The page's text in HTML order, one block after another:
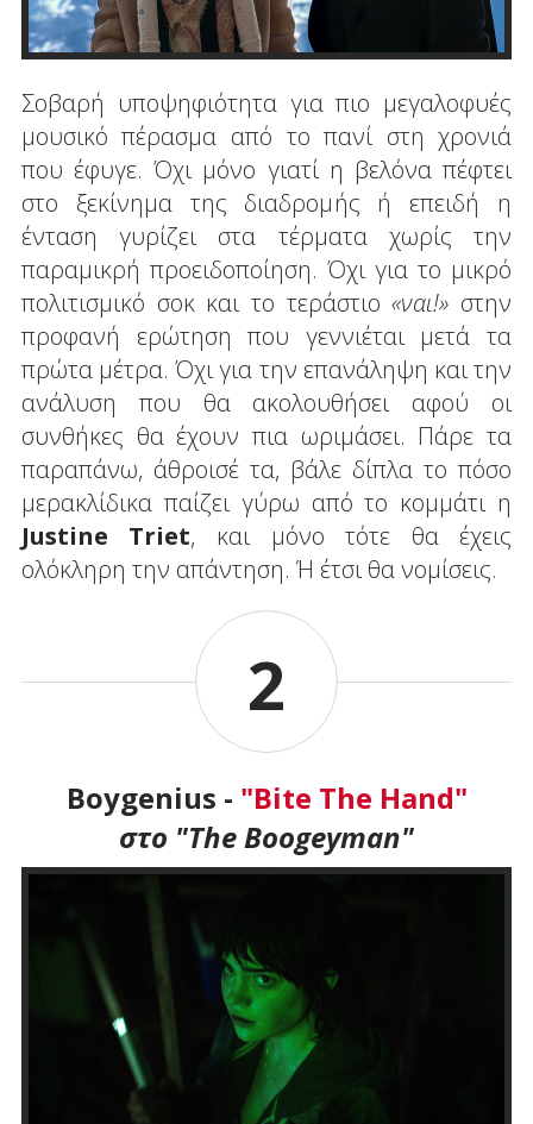
Σοβαρή υποψηφιότητα για πιο μεγαλοφυές
μουσικό πέρασμα από το πανί στη χρονιά
που έφυγε. Όχι μόνο γιατί η βελόνα πέφτει
στο ξεκίνημα της διαδρομής ή επειδή η
ένταση γυρίζει στα τέρματα χωρίς την
παραμικρή προειδοποίηση. Όχι για το μικρό
πολιτισμικό σοκ και το τεράστιο«ναι!» στην
προφανή ερώτηση που γεννιέται μετά τα
πρώτα μέτρα. Όχι για την επανάληψη και την
ανάλυση που θα ακολουθήσει αφού οι
συνθήκες θα έχουν πια ωριμάσει. Πάρε τα
παραπάνω, άθροισέ τα, βάλε δίπλα το πόσο
μερακλίδικα παίζει γύρω από το κομμάτι η
Justine Triet, και μόνο τότε θα έχεις
ολόκληρη την απάντηση. Ή έτσι θα νομίσεις.
2
Boygenius - "Bite The Hand"
στο "The Boogeyman"